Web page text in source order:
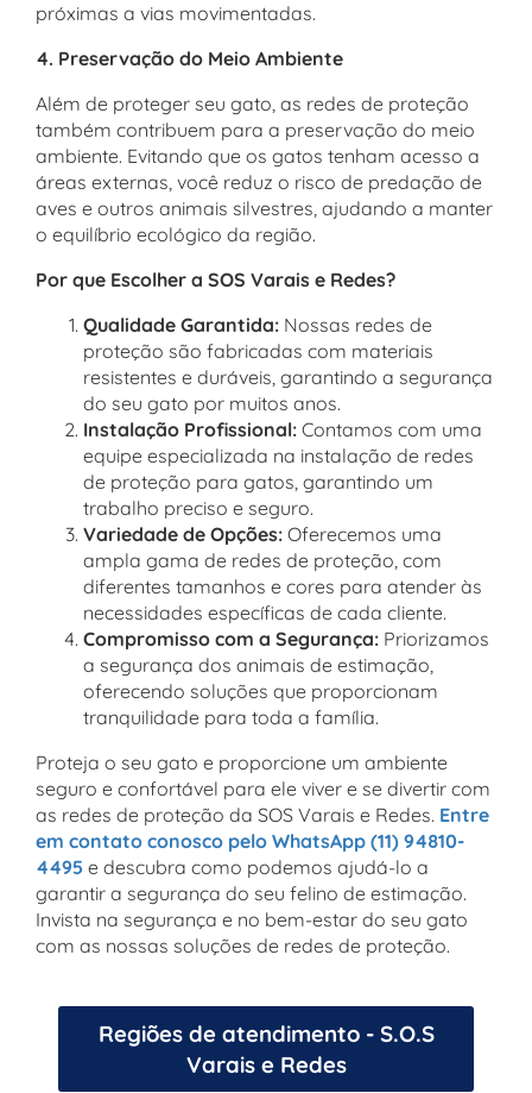
próximas a vias movimentadas.
4. Preservação do Meio Ambiente
Além de proteger seu gato, as redes de proteção
também contribuem para a preservação do meio
ambiente. Evitando que os gatos tenham acesso a
áreas externas, você reduz o risco de predação de
aves e outros animais silvestres, ajudando a manter
o equilíbrio ecológico da região.
Por que Escolher a SOS Varais e Redes?
Qualidade Garantida: Nossas redes de
proteção são fabricadas com materiais
resistentes e duráveis, garantindo a segurança
do seu gato por muitos anos.
Instalação Profissional: Contamos com uma
equipe especializada na instalação de redes
de proteção para gatos, garantindo um
trabalho preciso e seguro.
Variedade de Opções: Oferecemos uma
ampla gama de redes de proteção, com
diferentes tamanhos e cores para atender às
necessidades específicas de cada cliente.
Compromisso com a Segurança: Priorizamos
a segurança dos animais de estimação,
oferecendo soluções que proporcionam
tranquilidade para toda a família.
Proteja o seu gato e proporcione um ambiente
seguro e confortável para ele viver e se divertir com
as redes de proteção da SOS Varais e Redes. Entre
em contato conosco pelo WhatsApp (11) 94810-
4495 e descubra como podemos ajudá-lo a
garantir a segurança do seu felino de estimação.
Invista na segurança e no bem-estar do seu gato
com as nossas soluções de redes de proteção.
Regiões de atendimento - S.O.S
Varais e Redes